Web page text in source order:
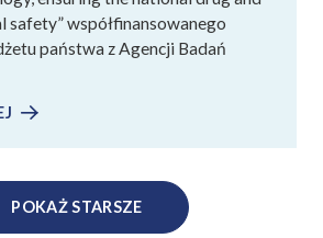
safety” współfinansowanego
państwa z Agencji Badań
POKAŻ STARSZE